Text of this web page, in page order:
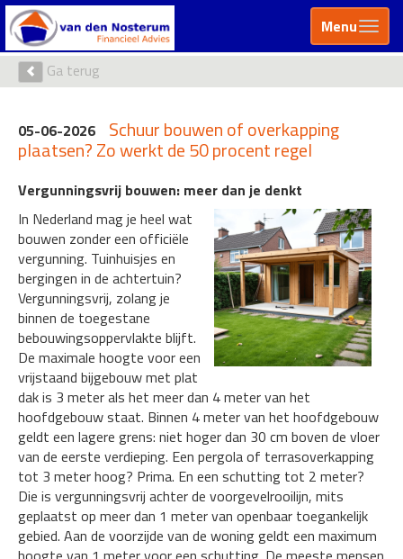
Menu
Ga terug
05-06-2026 Schuur bouwen of overkapping
plaatsen? Zo werkt de 50 procent regel
Vergunningsvrij bouwen: meer dan je denkt
In Nederland mag je heel wat
bouwen zonder een officiële
vergunning. Tuinhuisjes en
bergingen in de achtertuin?
Vergunningsvrij, zolang je
binnen de toegestane
bebouwingsoppervlakte blijft.
De maximale hoogte voor een
vrijstaand bijgebouw met plat
dak is 3 meter als het meer dan 4 meter van het
hoofdgebouw staat. Binnen 4 meter van het hoofdgebouw
geldt een lagere grens: niet hoger dan 30 cm boven de vloer
van de eerste verdieping. Een pergola of terrasoverkapping
tot 3 meter hoog? Prima. En een schutting tot 2 meter?
Die is vergunningsvrij achter de voorgevelrooilijn, mits
geplaatst op meer dan 1 meter van openbaar toegankelijk
gebied. Aan de voorzijde van de woning geldt een maximum